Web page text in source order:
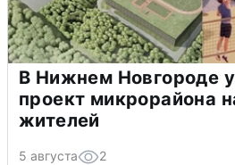
В Нижнем Новгороде
проект микрорайона
жителей
5 августа 2